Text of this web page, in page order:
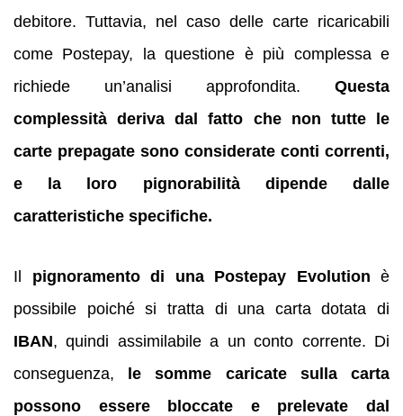
debitore. Tuttavia, nel caso delle carte ricaricabili
come Postepay, la questione è più complessa e
richiede un’analisi approfondita. Questa
complessità deriva dal fatto che non tutte le
carte prepagate sono considerate conti correnti,
e la loro pignorabilità dipende dalle
caratteristiche specifiche.
Il pignoramento di una Postepay Evolution è
possibile poiché si tratta di una carta dotata di
IBAN, quindi assimilabile a un conto corrente. Di
conseguenza, le somme caricate sulla carta
possono essere bloccate e prelevate dal